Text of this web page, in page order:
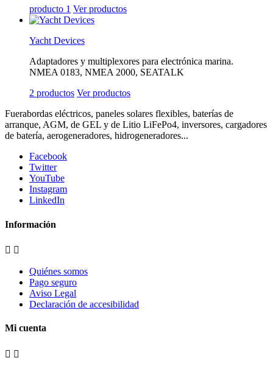
producto 1 Ver productos
Yacht Devices
Adaptadores y multiplexores para electrónica marina.
NMEA 0183, NMEA 2000, SEATALK
2 productos Ver productos
Fuerabordas eléctricos, paneles solares flexibles, baterías de
arranque, AGM, de GEL y de Litio LiFePo4, inversores, cargadores
de batería, aerogeneradores, hidrogeneradores...
Facebook
Twitter
YouTube
Instagram
LinkedIn
Información
 
Quiénes somos
Pago seguro
Aviso Legal
Declaración de accesibilidad
Mi cuenta
 